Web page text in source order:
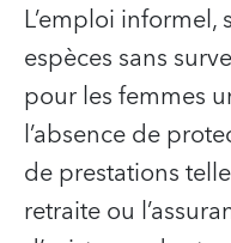
L’emploi
espèces sans
pour les femmes
l’absence de
de prestations
retraite ou